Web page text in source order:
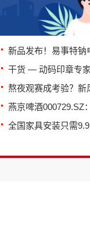
新品发布！易事特钠
干货 — 动码印章专
熬夜观赛成考验？新
燕京啤酒000729.SZ
全国家具安装只需